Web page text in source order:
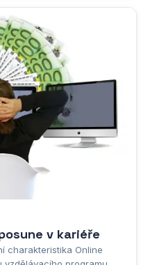
v kariéře
charakteristika Online